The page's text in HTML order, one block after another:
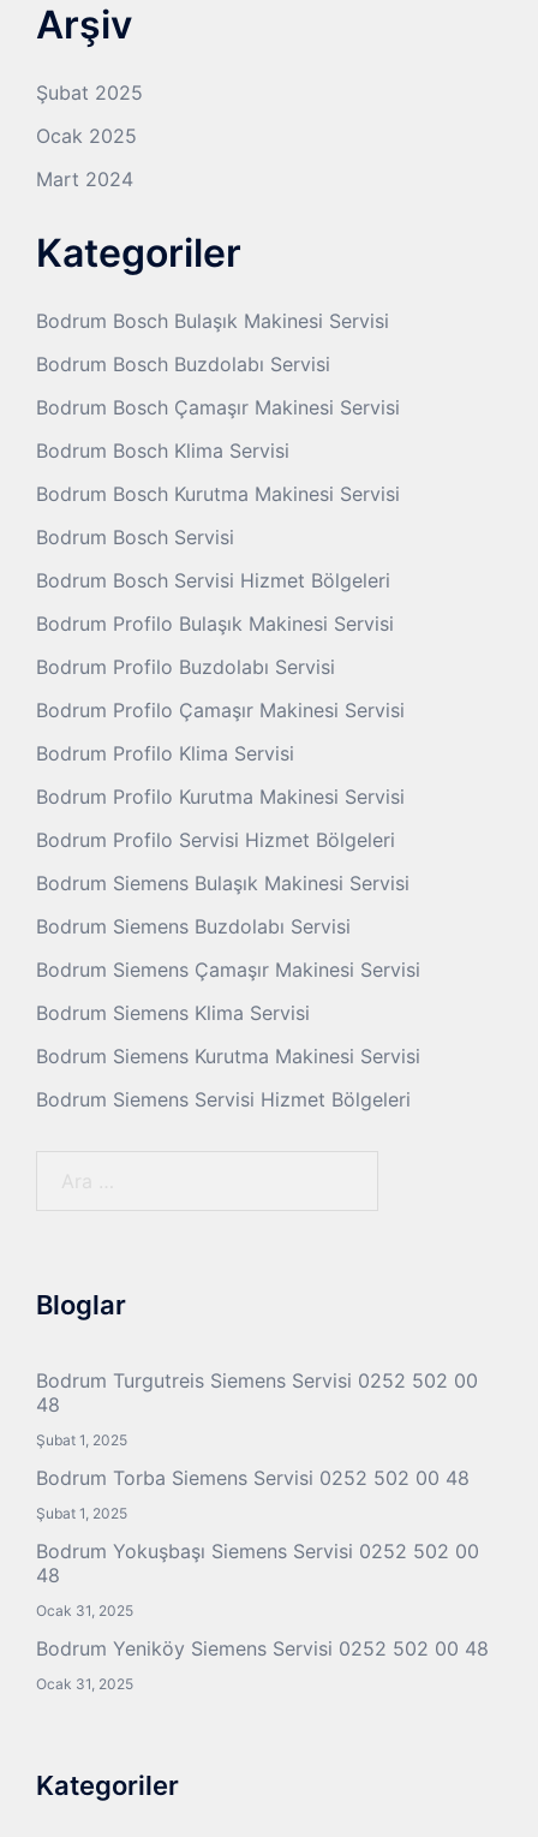
Arşiv
Şubat 2025
Ocak 2025
Mart 2024
Kategoriler
Bodrum Bosch Bulaşık Makinesi Servisi
Bodrum Bosch Buzdolabı Servisi
Bodrum Bosch Çamaşır Makinesi Servisi
Bodrum Bosch Klima Servisi
Bodrum Bosch Kurutma Makinesi Servisi
Bodrum Bosch Servisi
Bodrum Bosch Servisi Hizmet Bölgeleri
Bodrum Profilo Bulaşık Makinesi Servisi
Bodrum Profilo Buzdolabı Servisi
Bodrum Profilo Çamaşır Makinesi Servisi
Bodrum Profilo Klima Servisi
Bodrum Profilo Kurutma Makinesi Servisi
Bodrum Profilo Servisi Hizmet Bölgeleri
Bodrum Siemens Bulaşık Makinesi Servisi
Bodrum Siemens Buzdolabı Servisi
Bodrum Siemens Çamaşır Makinesi Servisi
Bodrum Siemens Klima Servisi
Bodrum Siemens Kurutma Makinesi Servisi
Bodrum Siemens Servisi Hizmet Bölgeleri
Bloglar
Bodrum Turgutreis Siemens Servisi 0252 502 00
48
Şubat 1, 2025
Bodrum Torba Siemens Servisi 0252 502 00 48
Şubat 1, 2025
Bodrum Yokuşbaşı Siemens Servisi 0252 502 00
48
Ocak 31, 2025
Bodrum Yeniköy Siemens Servisi 0252 502 00 48
Ocak 31, 2025
Kategoriler